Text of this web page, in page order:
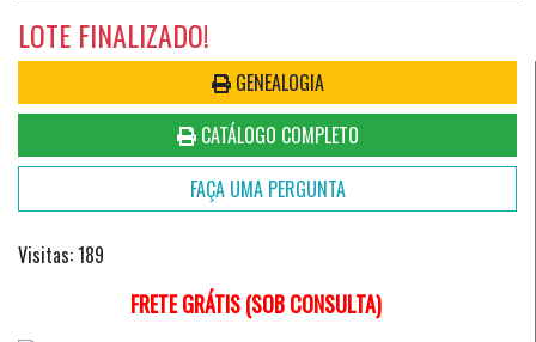
LOTE FINALIZADO!
GENEALOGIA
CATÁLOGO COMPLETO
FAÇA UMA PERGUNTA
Visitas: 189
FRETE GRÁTIS (SOB CONSULTA)